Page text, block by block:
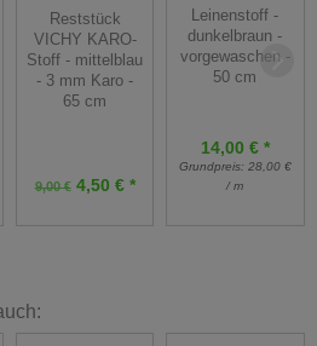
Reststück
VICHY KARO-
Stoff - mittelblau
- 3 mm Karo -
65 cm
9,00 €4,50 € *
Leinenstoff -
dunkelbraun -
vorgewaschen -
50 cm
14,00 € *
Grundpreis: 28,00 €
/ m